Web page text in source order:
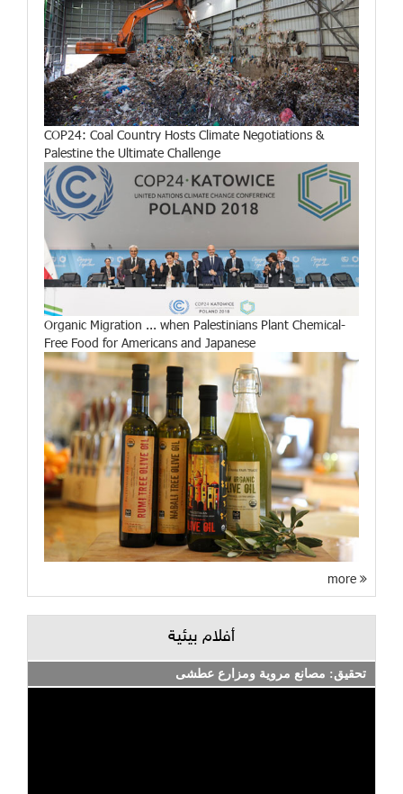
COP24: Coal Country Hosts Climate Negotiations &
Palestine the Ultimate Challenge
Organic Migration ... when Palestinians Plant Chemical-
Free Food for Americans and Japanese
أفلام بيئية
تحقيق: مصانع مروية ومزارع عطشى